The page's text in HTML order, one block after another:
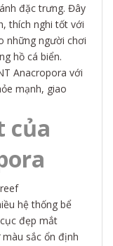
đặc trưng. Đây
thích nghi tốt với
những người chơi
hồ cá biển.
Anacropora với
mạnh, giao
của
hệ thống bể
đẹp mắt
sắc ổn định